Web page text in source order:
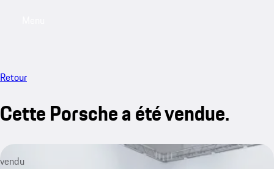
Retour
Cette Porsche a été vendue.
vendu